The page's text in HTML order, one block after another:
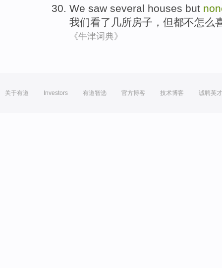
We saw several houses but
我们看了 几所房子 ， 但都不怎么
《牛津词典》
关于有道 Investors 有道智选 官方博客 技术博客 诚聘英才